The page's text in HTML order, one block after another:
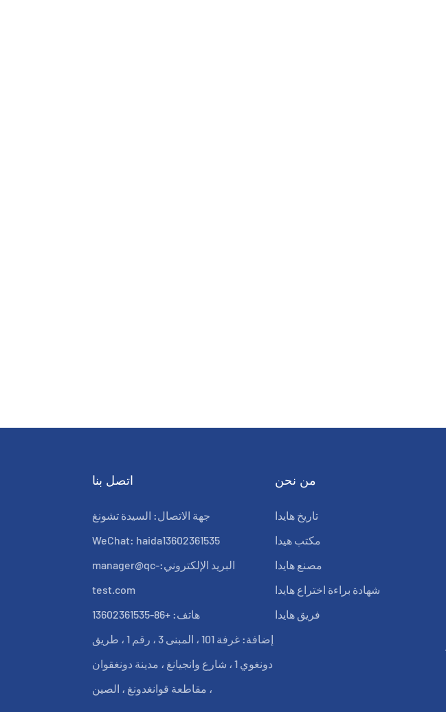
من نحن
تاريخ هايدا
مكتب هيدا
مصنع هايدا
شهادة براءة اختراع هايدا
فريق هايدا
اتصل بنا
جهة الاتصال: السيدة تشونغ
WeChat: haida13602361535
البريد الإلكتروني:manager@qc-
test.com
هاتف: +86-13602361535
إضافة: غرفة 101 ، المبنى 3 ، رقم 1 ، طريق
دونغوي 1 ، شارع وانجيانغ ، مدينة دونغقوان
، مقاطعة قوانغدونغ ، الصين